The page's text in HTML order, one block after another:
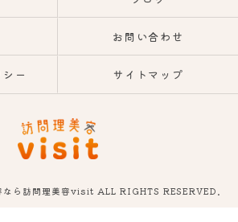
お問い合わせ
ー サイトマップ
ら訪問理美容visit ALL RIGHTS RESERVED.